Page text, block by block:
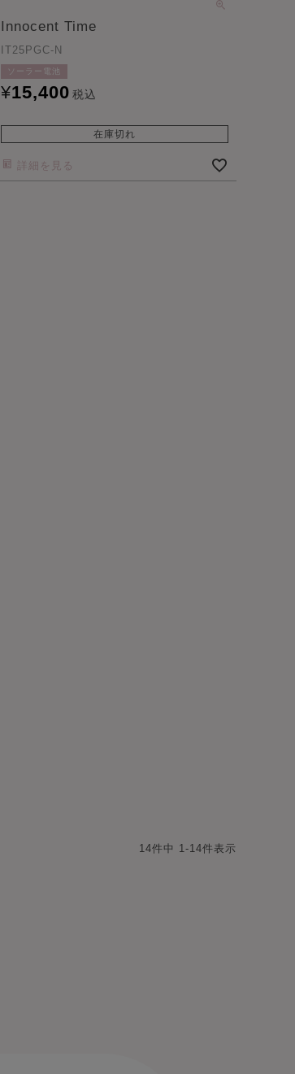
Innocent Time
IT25PGC-N
ソーラー電池
¥15,400 税込
在庫切れ
詳細を見る
14件中 1-14件表示